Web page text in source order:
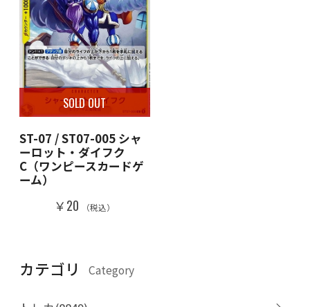
カテゴリ Category
SOLD OUT
ST-07 / ST07-005 シャ
ーロット・ダイフク
C（ワンピースカードゲ
ーム）
￥20 （税込）